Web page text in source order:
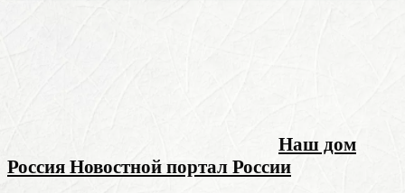
Наш дом
Россия Новостной портал России